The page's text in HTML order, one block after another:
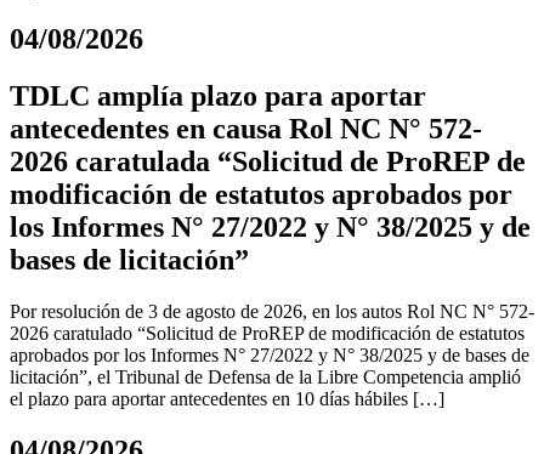
04/08/2026
TDLC amplía plazo para aportar
antecedentes en causa Rol NC N° 572-
2026 caratulada “Solicitud de ProREP de
modificación de estatutos aprobados por
los Informes N° 27/2022 y N° 38/2025 y de
bases de licitación”
Por resolución de 3 de agosto de 2026, en los autos Rol NC N° 572-
2026 caratulado “Solicitud de ProREP de modificación de estatutos
aprobados por los Informes N° 27/2022 y N° 38/2025 y de bases de
licitación”, el Tribunal de Defensa de la Libre Competencia amplió
el plazo para aportar antecedentes en 10 días hábiles […]